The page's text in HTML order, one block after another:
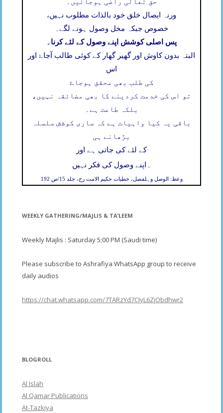
ورنہ ایصال خلق خود بالذات مطلوب نہیں،
خصوص جبکہ مخل وصول ہونے لگے۔
پس اصلی کوشش اپنے وصول کے لئے کرنا۔
البتہ بدون کاوش اور گھیر گھار کے کوئی طالب آجاۓ اور
اس
کی طلب بھی محقق ہوجاۓ
تو اس کی خدمت کردینے کا بھی مضائقہ نہیں،
بلکہ طاعت ہے۔
باقی یہ کیا واہیات ہے کہ ساری کوشش سلسلہ
بڑھانے ہی
کے لئے کی جاتی ہے اور
اپنے وصول کی فکر نہیں ۔
وعظ: الوصل وہلفصل، خطبات حکیم الامت رح، جلد 15/ص 192
WEEKLY GATHERING/MAJLIS & TA’LEEM
Weekly Majlis : Saturday 5;00 PM (Saudi time)
Please subscribe to Ashrafiya WhatsApp group to receive
daily audios
https://chat.whatsapp.com/7TARzYd7CJyL6ZjObdhwr2
BLOGROLL
Al Islah
Al Qamar Publications
At-Tazkiya